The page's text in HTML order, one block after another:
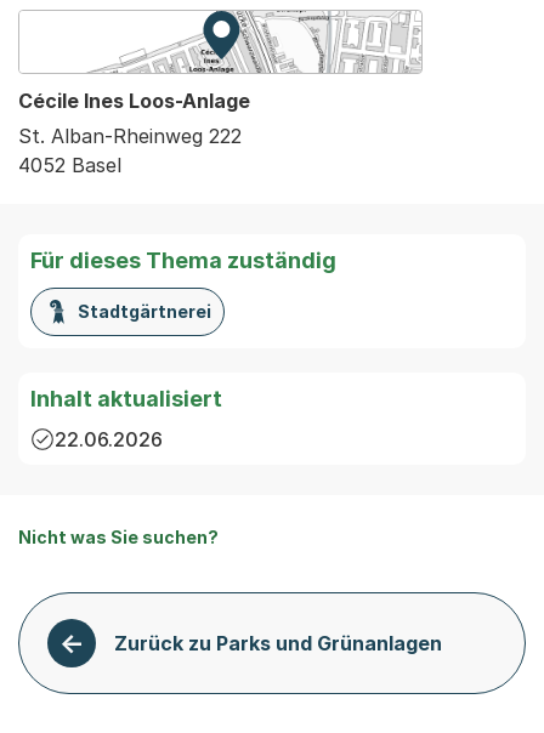
Zur Karte von MapBS.
Externer Link, wird in einem
Cécile Ines Loos-Anlage
St. Alban-Rheinweg 222
4052 Basel
Für dieses Thema zuständig
Stadtgärtnerei
Inhalt aktualisiert
22.06.2026
Nicht was Sie suchen?
Zurück zu Parks und Grünanlagen